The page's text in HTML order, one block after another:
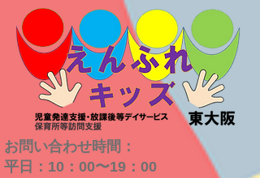
お問い合わせ時間：
平日：10：00〜19：00